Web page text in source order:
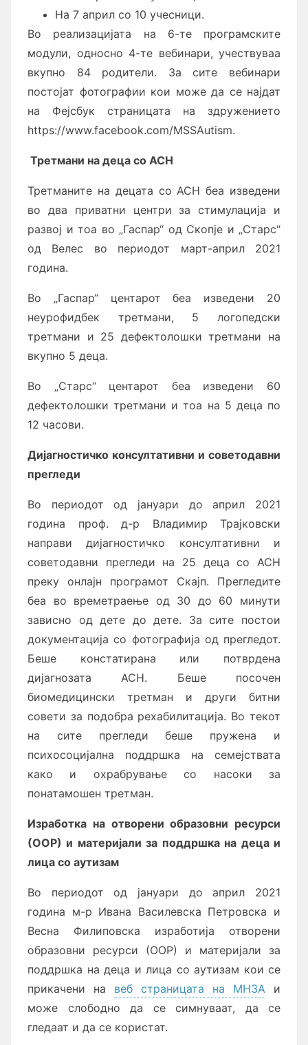
На 7 април со 10 учесници.
Во реaлизацијата на 6-те програмските
модули, односно 4-те вебинари, учествуваа
вкупно 84 родители. За сите вебинари
постојат фотографии кои може да се најдат
на Фејсбук страницата на здружението
https://www.facebook.com/MSSAutism.
Третмани на деца со АСН
Третманите на децата со АСН беа изведени
во два приватни центри за стимулација и
развој и тоа во „Гаспар“ од Скопје и „Старс“
од Велес во периодот март-април 2021
година.
Во „Гаспар“ центарот беа изведени 20
неурофидбек третмани, 5 логопедски
третмани и 25 дефектолошки третмани на
вкупно 5 деца.
Во „Старс“ центарот беа изведени 60
дефектолошки третмани и тоа на 5 деца по
12 часови.
Дијагностичко консултативни и советодавни
прегледи
Во периодот од јануари до април 2021
година проф. д-р Владимир Трајковски
направи дијагностичко консултативни и
советодавни прегледи на 25 деца со АСН
преку онлајн програмот Скајп. Прегледите
беа во времетраење од 30 до 60 минути
зависно од дете до дете. За сите постои
документација со фотографија од прегледот.
Беше констатирана или потврдена
дијагнозата АСН. Беше посочен
биомедицински третман и други битни
совети за подобра рехабилитација. Во текот
на сите прегледи беше пружена и
психосоцијална поддршка на семејствата
како и охрабрување со насоки за
понатамошен третман.
Изработка на отворени образовни ресурси
(ООР) и материјали за поддршка на деца и
лица со аутизам
Во периодот од јануари до април 2021
година м-р Ивана Василевска Петровска и
Весна Филиповска изработија отворени
образовни ресурси (ООР) и материјали за
поддршка на деца и лица со аутизам кои се
прикачени на веб страницата на МНЗА и
може слободно да се симнуваат, да се
гледаат и да се користат.